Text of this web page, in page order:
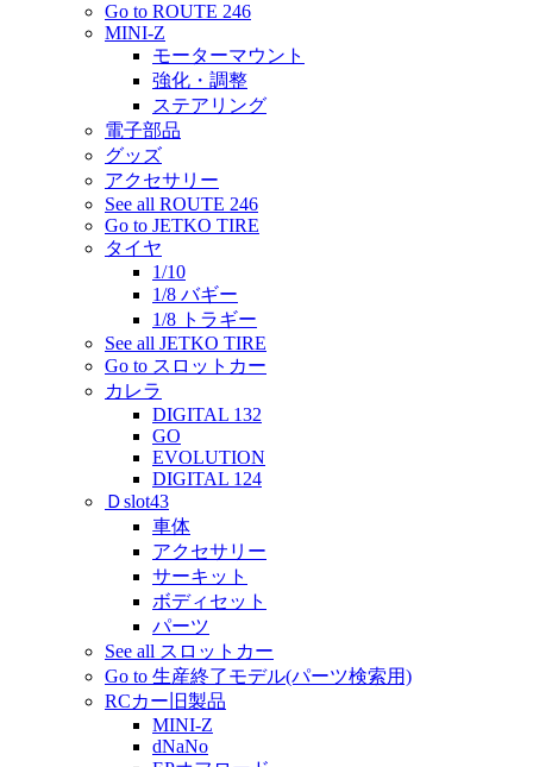
Go to ROUTE 246
MINI-Z
モーターマウント
強化・調整
ステアリング
電子部品
グッズ
アクセサリー
See all ROUTE 246
Go to JETKO TIRE
タイヤ
1/10
1/8 バギー
1/8 トラギー
See all JETKO TIRE
Go to スロットカー
カレラ
DIGITAL 132
GO
EVOLUTION
DIGITAL 124
Ｄslot43
車体
アクセサリー
サーキット
ボディセット
パーツ
See all スロットカー
Go to 生産終了モデル(パーツ検索用)
RCカー旧製品
MINI-Z
dNaNo